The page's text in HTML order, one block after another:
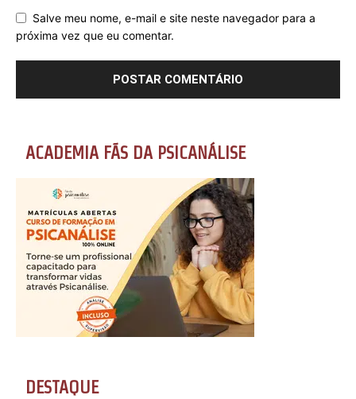
Salve meu nome, e-mail e site neste navegador para a
próxima vez que eu comentar.
ACADEMIA FÃS DA PSICANÁLISE
DESTAQUE